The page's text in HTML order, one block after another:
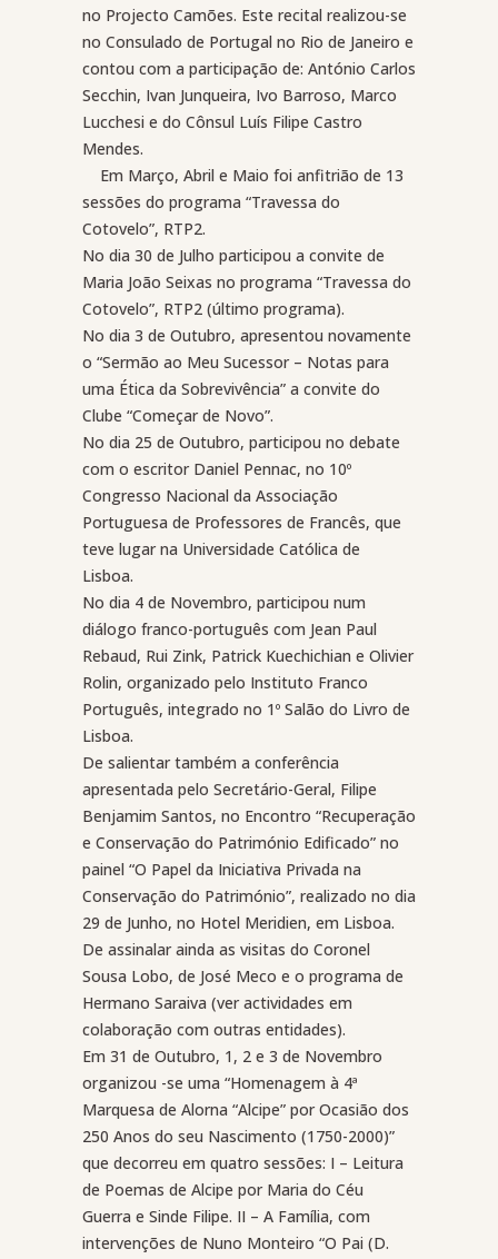
no Projecto Camões. Este recital realizou-se
no Consulado de Portugal no Rio de Janeiro e
contou com a participação de: António Carlos
Secchin, Ivan Junqueira, Ivo Barroso, Marco
Lucchesi e do Cônsul Luís Filipe Castro
Mendes.
Em Março, Abril e Maio foi anfitrião de 13
sessões do programa “Travessa do
Cotovelo”, RTP2.
No dia 30 de Julho participou a convite de
Maria João Seixas no programa “Travessa do
Cotovelo”, RTP2 (último programa).
No dia 3 de Outubro, apresentou novamente
o “Sermão ao Meu Sucessor – Notas para
uma Ética da Sobrevivência” a convite do
Clube “Começar de Novo”.
No dia 25 de Outubro, participou no debate
com o escritor Daniel Pennac, no 10º
Congresso Nacional da Associação
Portuguesa de Professores de Francês, que
teve lugar na Universidade Católica de
Lisboa.
No dia 4 de Novembro, participou num
diálogo franco-português com Jean Paul
Rebaud, Rui Zink, Patrick Kuechichian e Olivier
Rolin, organizado pelo Instituto Franco
Português, integrado no 1º Salão do Livro de
Lisboa.
De salientar também a conferência
apresentada pelo Secretário-Geral, Filipe
Benjamim Santos, no Encontro “Recuperação
e Conservação do Património Edificado” no
painel “O Papel da Iniciativa Privada na
Conservação do Património”, realizado no dia
29 de Junho, no Hotel Meridien, em Lisboa.
De assinalar ainda as visitas do Coronel
Sousa Lobo, de José Meco e o programa de
Hermano Saraiva (ver actividades em
colaboração com outras entidades).
Em 31 de Outubro, 1, 2 e 3 de Novembro
organizou -se uma “Homenagem à 4ª
Marquesa de Alorna “Alcipe” por Ocasião dos
250 Anos do seu Nascimento (1750-2000)”
que decorreu em quatro sessões: I – Leitura
de Poemas de Alcipe por Maria do Céu
Guerra e Sinde Filipe. II – A Família, com
intervenções de Nuno Monteiro “O Pai (D.